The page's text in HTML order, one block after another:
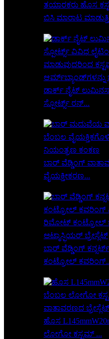
ತಯಾರಕರು ಹೊಸ
ಬಿಸಿ ಮಾರಾಟ
ಡಾರ್ಕ್ ನೈಟ್
ಸ್ಪೋರ್ಟ್ಸ್ ರನ್...
ಬಾರ್ ವೆಡ್ಡಿಂಗ್
ವೈಯಕ್ತೀಕರಣ...
ಬಾರ್ ವೆಡ್ಡಿಂಗ್
ಕಂಟ್ರೋಲ್
ಹೊಸ
ಲೋಗೋ ಕಸ್ಟಮ್ ...